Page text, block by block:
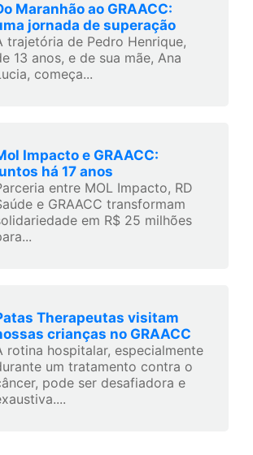
Maranhão ao GRAACC:
jornada de superação
trajetória de Pedro Henrique,
13 anos, e de sua mãe, Ana
começa...
Impacto e GRAACC:
há 17 anos
entre MOL Impacto, RD
e GRAACC transformam
em R$ 25 milhões
Therapeutas visitam
crianças no GRAACC
rotina hospitalar, especialmente
um tratamento contra o
pode ser desafiadora e